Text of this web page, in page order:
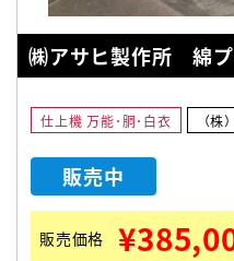
㈱アサヒ製作所 綿
仕上機 万能･胴･白衣 （株
販売中
販売価格